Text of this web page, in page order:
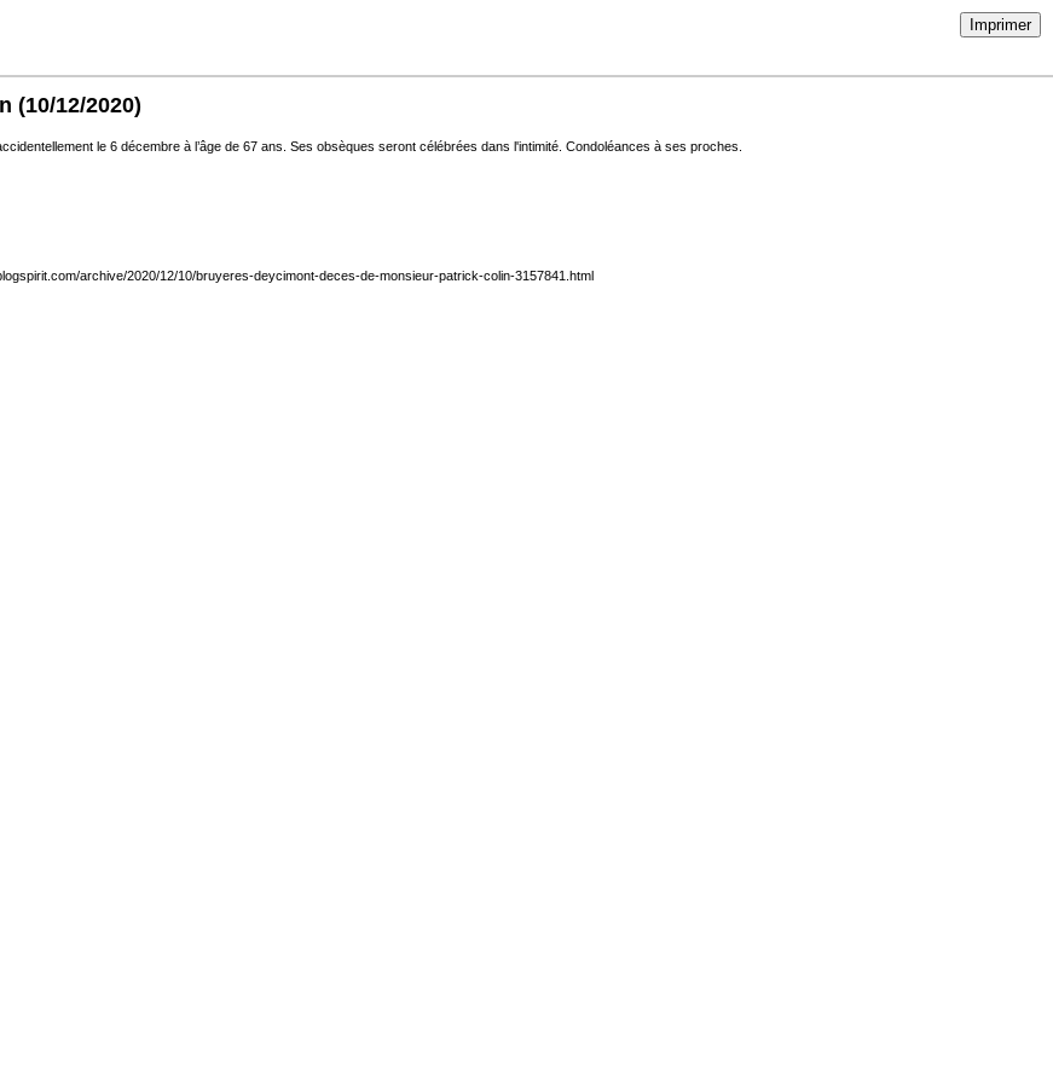
Imprimer
(10/12/2020)
le 6 décembre à l’âge de 67 ans. Ses obsèques seront célébrées dans l'intimité. Condoléances à ses proches.
archive/2020/12/10/bruyeres-deycimont-deces-de-monsieur-patrick-colin-3157841.html